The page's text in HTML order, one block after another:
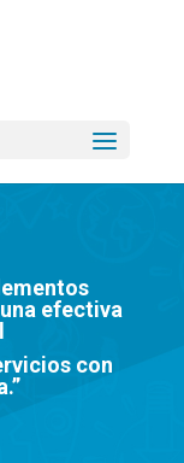
efectiva
con